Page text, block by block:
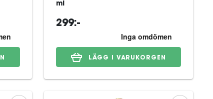
ml
299:-
LÄGG I VARUKORGEN